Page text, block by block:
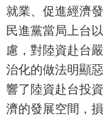
就業、促進經濟
民進黨當局上台
慮，對陸資赴台
治化的做法明顯
響了陸資赴台投
濟的發展空間，